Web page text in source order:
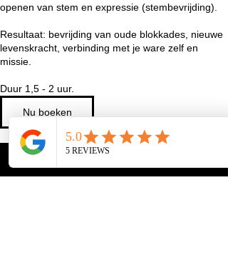
openen van stem en expressie (stembevrijding).
Resultaat: bevrijding van oude blokkades, nieuwe
levenskracht, verbinding met je ware zelf en
missie.
Duur 1,5 - 2 uur.
Nu boeken